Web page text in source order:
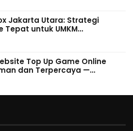
Jakarta Utara: Strategi
Tepat untuk UMKM…
Top Up Game Online
dan Terpercaya —…